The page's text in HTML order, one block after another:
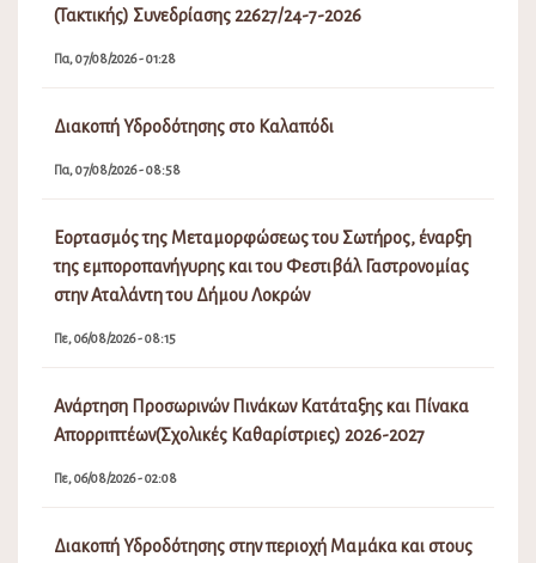
(Τακτικής) Συνεδρίασης 22627/24-7-2026
Πα, 07/08/2026 - 01:28
Διακοπή Υδροδότησης στο Καλαπόδι
Πα, 07/08/2026 - 08:58
Εορτασμός της Μεταμορφώσεως του Σωτήρος, έναρξη
της εμποροπανήγυρης και του Φεστιβάλ Γαστρονομίας
στην Αταλάντη του Δήμου Λοκρών
Πε, 06/08/2026 - 08:15
Ανάρτηση Προσωρινών Πινάκων Κατάταξης και Πίνακα
Απορριπτέων(Σχολικές Καθαρίστριες) 2026-2027
Πε, 06/08/2026 - 02:08
Διακοπή Υδροδότησης στην περιοχή Μαμάκα και στους